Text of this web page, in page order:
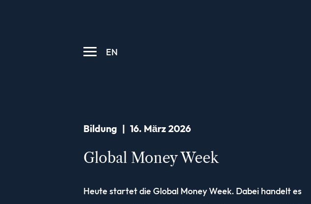
EN
Bildung 16. März 2026
Global Money Week
Heute startet die Global Money Week. Dabei handelt es